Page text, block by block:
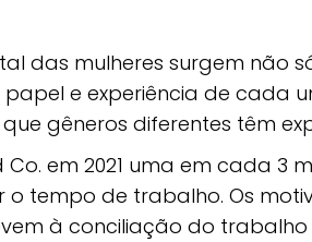
das mulheres surgem não
e experiência de cada
gêneros diferentes têm
em 2021 uma em cada 3
tempo de trabalho. Os
à conciliação do